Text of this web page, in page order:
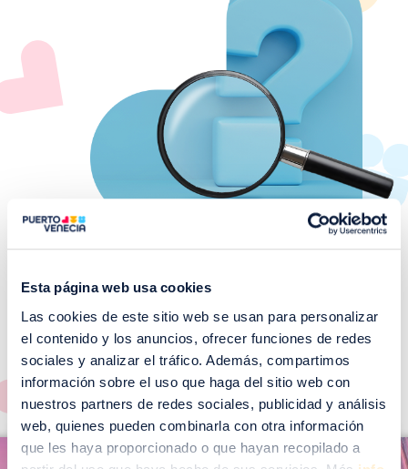
Esta página web usa cookies
Las cookies de este sitio web se usan para personalizar
el contenido y los anuncios, ofrecer funciones de redes
sociales y analizar el tráfico. Además, compartimos
información sobre el uso que haga del sitio web con
nuestros partners de redes sociales, publicidad y análisis
web, quienes pueden combinarla con otra información
que les haya proporcionado o que hayan recopilado a
¡No te pierdas nuestros
EVENTOS!
Ver todos >
m